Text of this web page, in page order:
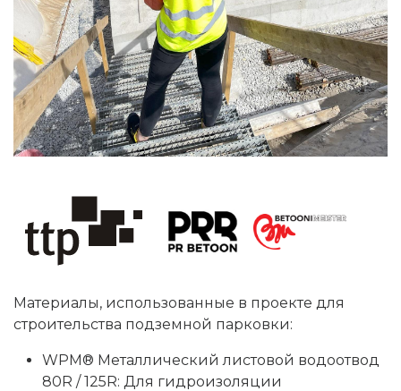
Материалы, использованные в проекте для
строительства подземной парковки:
WPM® Металлический листовой водоотвод
80R / 125R: Для гидроизоляции